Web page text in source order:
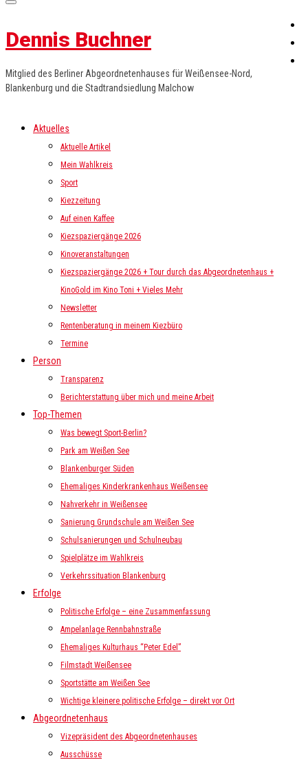
Dennis Buchner
Mitglied des Berliner Abgeordnetenhauses für Weißensee-Nord,
Blankenburg und die Stadtrandsiedlung Malchow
Aktuelles
Aktuelle Artikel
Mein Wahlkreis
Sport
Kiezzeitung
Auf einen Kaffee
Kiezspaziergänge 2026
Kinoveranstaltungen
Kiezspaziergänge 2026 + Tour durch das Abgeordnetenhaus +
KinoGold im Kino Toni + Vieles Mehr
Newsletter
Rentenberatung in meinem Kiezbüro
Termine
Person
Transparenz
Berichterstattung über mich und meine Arbeit
Top-Themen
Was bewegt Sport-Berlin?
Park am Weißen See
Blankenburger Süden
Ehemaliges Kinderkrankenhaus Weißensee
Nahverkehr in Weißensee
Sanierung Grundschule am Weißen See
Schulsanierungen und Schulneubau
Spielplätze im Wahlkreis
Verkehrssituation Blankenburg
Erfolge
Politische Erfolge – eine Zusammenfassung
Ampelanlage Rennbahnstraße
Ehemaliges Kulturhaus “Peter Edel”
Filmstadt Weißensee
Sportstätte am Weißen See
Wichtige kleinere politische Erfolge – direkt vor Ort
Abgeordnetenhaus
Vizepräsident des Abgeordnetenhauses
Ausschüsse